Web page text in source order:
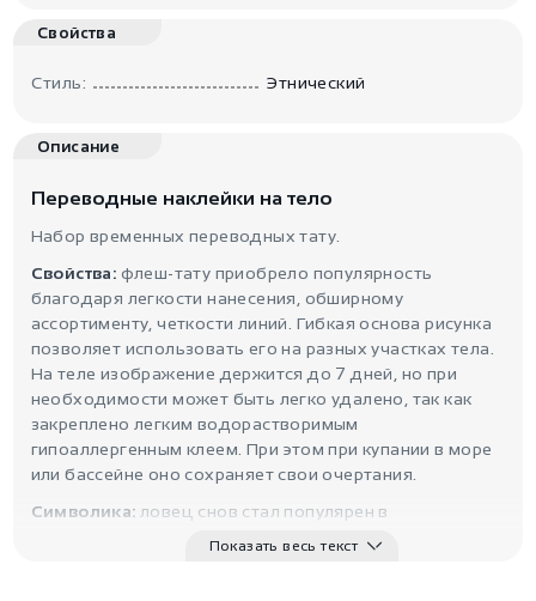
Свойства
Стиль: Этнический
Описание
Переводные наклейки на тело
Набор временных переводных тату.
Свойства: флеш-тату приобрело популярность
благодаря легкости нанесения, обширному
ассортименту, четкости линий. Гибкая основа рисунка
позволяет использовать его на разных участках тела.
На теле изображение держится до 7 дней, но при
необходимости может быть легко удалено, так как
закреплено легким водорастворимым
гипоаллергенным клеем. При этом при купании в море
или бассейне оно сохраняет свои очертания.
Символика: ловец снов стал популярен в
современной бохо-культуре, получив второе
Показать весь текст